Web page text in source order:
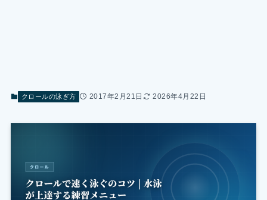
クロールの泳ぎ方 2017年2月21日 2026年4月22日